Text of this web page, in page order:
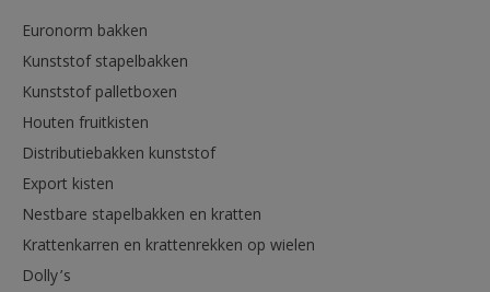
Euronorm bakken
Kunststof stapelbakken
Kunststof palletboxen
Houten fruitkisten
Distributiebakken kunststof
Export kisten
Nestbare stapelbakken en kratten
Krattenkarren en krattenrekken op wielen
Dolly’s